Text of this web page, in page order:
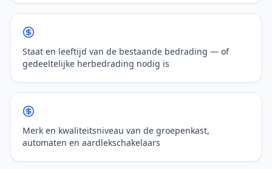
Staat en leeftijd van de bestaande bedrading — of
gedeeltelijke herbedrading nodig is
Merk en kwaliteitsniveau van de groepenkast,
automaten en aardlekschakelaars